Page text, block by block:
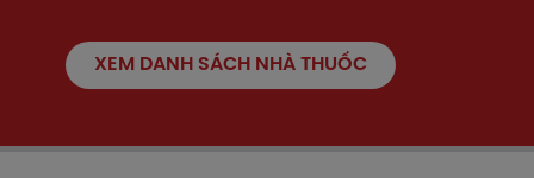
XEM DANH SÁCH NHÀ THUỐC